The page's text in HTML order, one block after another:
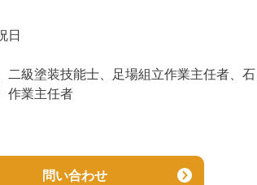
日
二級塗装技能士、足場組立作業主任者、石
作業主任者
問い合わせ